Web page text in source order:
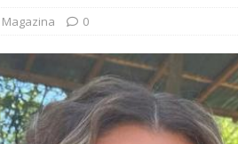
Magazina 0